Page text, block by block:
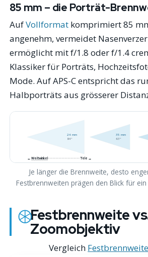
85 mm – die Porträt-
AufVollformat komprimiert 85
angenehm, vermeidet
ermöglicht mit f/1.8 oder f/1.4
Klassiker für Porträts,
Mode. Auf APS-C entspricht das
Halbporträts aus grösserer
24 mm
84°
35 mm
63°
←Weitwinkel · · · · · · · · · · · · · · · · · · · · · Tele →
Je länger die Brennweite, desto
Festbrennweiten prägen den Blick für
Festbrennweite
Zoomobjektiv
Vergleich Festbrennweite